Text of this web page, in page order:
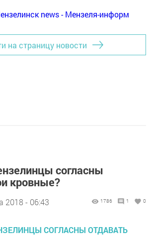
news - Мензеля-информ
на страницу новости
согласны
кровные?
2018 - 06:43 1786 1 0